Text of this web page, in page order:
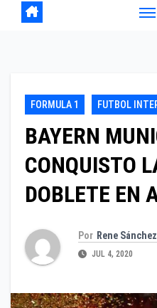
FORMULA 1 FUTBOL
BAYERN
CONQUISTO
DOBLETE EN
Por Rene Sánchez
JUL 4, 2020